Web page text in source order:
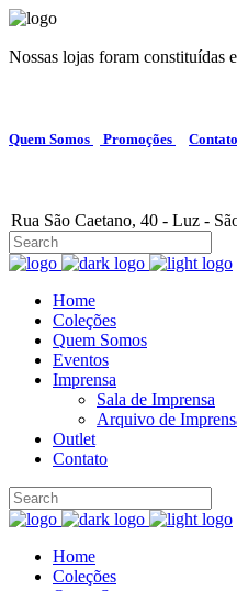
Nossas lojas foram constituídas
Quem Somos Promoções Contato
Rua São Caetano, 40 - Luz -
Home
Coleções
Quem Somos
Eventos
Imprensa
Sala de Imprensa
Arquivo de
Outlet
Contato
Home
Coleções